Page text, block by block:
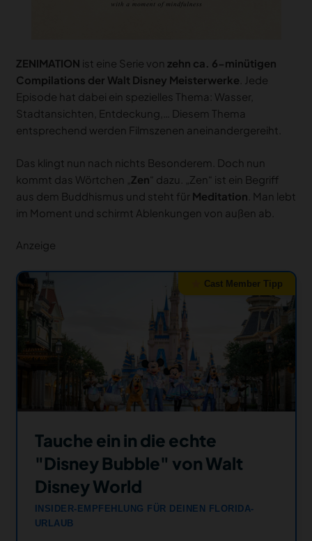
ZENIMATION ist eine Serie von zehn ca. 6-minütigen
Compilations der Walt Disney Meisterwerke . Jede
Episode hat dabei ein spezielles Thema: Wasser,
Stadtansichten, Entdeckung,… Diesem Thema
entsprechend werden Filmszenen aneinandergereiht.
Das klingt nun nach nichts Besonderem. Doch nun
kommt das Wörtchen „ Zen“ dazu. „Zen“ ist ein Begriff
aus dem Buddhismus und steht für Meditation . Man lebt
im Moment und schirmt Ablenkungen von außen ab.
Anzeige
Cast Member Tipp
Tauche ein in die echte
"Disney Bubble" von Walt
Disney World
INSIDER-EMPFEHLUNG FÜR DEINEN FLORIDA-
URLAUB